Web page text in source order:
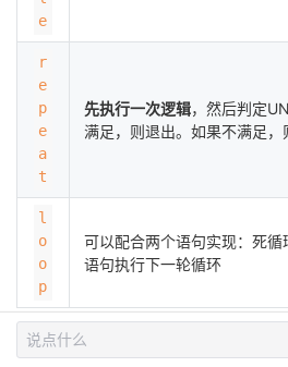
e
r
e
p
e
a
t
先执行一次逻辑，然后判定
满足，则退出。如果不满足
l
o
o
p
可以配合两个语句实现：死
语句执行下一轮循环
(6) cursor 游标